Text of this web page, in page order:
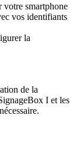
votre smartphone
vos identifiants
la
de la
I et les